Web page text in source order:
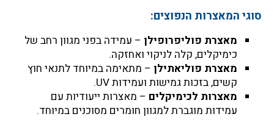
סוגי המאצרות הנפוצים:
מאצרת פוליפרופילן – עמידה בפני מגוון רחב של
כימיקלים, קלה לניקוי ואחזקה.
מאצרת פוליאתילן – מתאימה במיוחד לתנאי חוץ
קשים, בזכות גמישות ועמידות UV.
מאצרות לכימיקלים – מאצרות ייעודיות עם
עמידות מוגברת למגוון חומרים מסוכנים במיוחד.